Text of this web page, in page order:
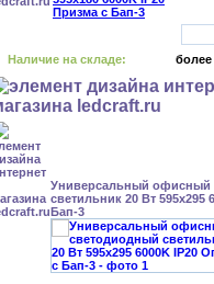
Наличие на складе: более
Универсальный офисный
светильник 20 Вт 595x295
Бап-3